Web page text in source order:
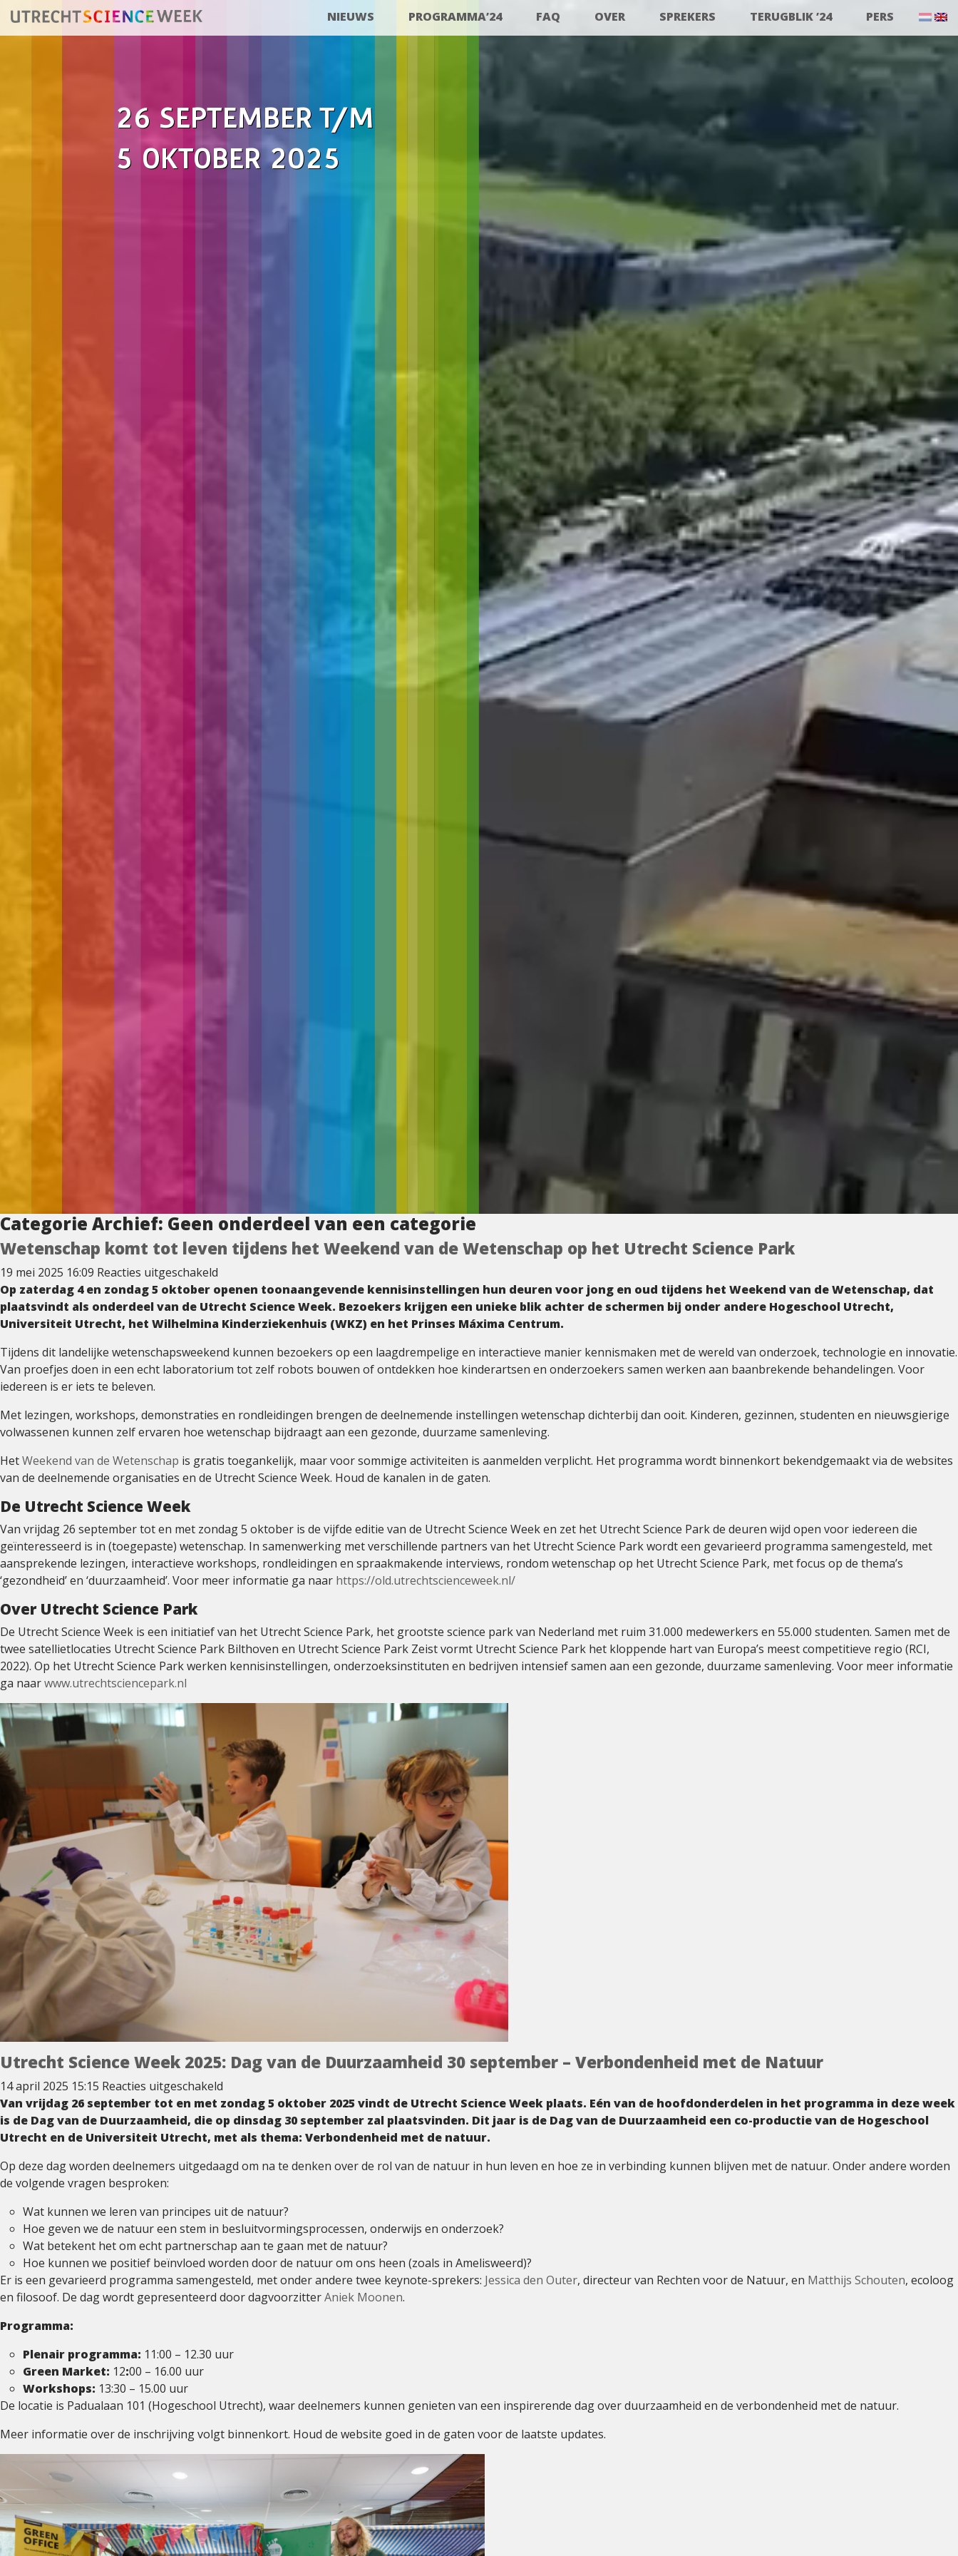
NIEUWS PROGRAMMA’24 FAQ OVER SPREKERS TERUGBLIK ’24 PERS
26 SEPTEMBER T/M
5 OKTOBER 2025
Categorie Archief: Geen onderdeel van een categorie
Wetenschap komt tot leven tijdens het Weekend van de Wetenschap op het Utrecht Science Park
19 mei 2025 16:09 Reacties uitgeschakeld
Wetenschap
komt
tot
tijdens
het
de
Wetenschap
op
het
Park
Op zaterdag 4 en zondag 5 oktober openen toonaangevende kennisinstellingen hun deuren voor jong en oud tijdens het Weekend van de Wetenschap, dat
plaatsvindt als onderdeel van de Utrecht Science Week. Bezoekers krijgen een unieke blik achter de schermen bij onder andere Hogeschool Utrecht,
Universiteit Utrecht, het Wilhelmina Kinderziekenhuis (WKZ) en het Prinses Máxima Centrum.
Tijdens dit landelijke wetenschapsweekend kunnen bezoekers op een laagdrempelige en interactieve manier kennismaken met de wereld van onderzoek, technologie en innovatie.
Van proefjes doen in een echt laboratorium tot zelf robots bouwen of ontdekken hoe kinderartsen en onderzoekers samen werken aan baanbrekende behandelingen. Voor
iedereen is er iets te beleven.
Met lezingen, workshops, demonstraties en rondleidingen brengen de deelnemende instellingen wetenschap dichterbij dan ooit. Kinderen, gezinnen, studenten en nieuwsgierige
volwassenen kunnen zelf ervaren hoe wetenschap bijdraagt aan een gezonde, duurzame samenleving.
HetWeekend van de Wetenschap is gratis toegankelijk, maar voor sommige activiteiten is aanmelden verplicht. Het programma wordt binnenkort bekendgemaakt via de websites
van de deelnemende organisaties en de Utrecht Science Week. Houd de kanalen in de gaten.
De Utrecht Science Week
Van vrijdag 26 september tot en met zondag 5 oktober is de vijfde editie van de Utrecht Science Week en zet het Utrecht Science Park de deuren wijd open voor iedereen die
geïnteresseerd is in (toegepaste) wetenschap. In samenwerking met verschillende partners van het Utrecht Science Park wordt een gevarieerd programma samengesteld, met
aansprekende lezingen, interactieve workshops, rondleidingen en spraakmakende interviews, rondom wetenschap op het Utrecht Science Park, met focus op de thema’s
‘gezondheid’ en ‘duurzaamheid’. Voor meer informatie ga naar https://old.utrechtscienceweek.nl/
Over Utrecht Science Park
De Utrecht Science Week is een initiatief van het Utrecht Science Park, het grootste science park van Nederland met ruim 31.000 medewerkers en 55.000 studenten. Samen met de
twee satellietlocaties Utrecht Science Park Bilthoven en Utrecht Science Park Zeist vormt Utrecht Science Park het kloppende hart van Europa’s meest competitieve regio (RCI,
2022). Op het Utrecht Science Park werken kennisinstellingen, onderzoeksinstituten en bedrijven intensief samen aan een gezonde, duurzame samenleving. Voor meer informatie
ga naarwww.utrechtsciencepark.nl
Utrecht Science Week 2025: Dag van de Duurzaamheid 30 september – Verbondenheid met de Natuur
14 april 2025 15:15 Reacties uitgeschakeld
Utrecht
Science
Week
Dag
de
Duurzaamheid
september
Verbondenheid
Van vrijdag 26 september tot en met zondag 5 oktober 2025 vindt de Utrecht Science Week plaats. Eén van de hoofdonderdelen in het programma in deze week
is de Dag van de Duurzaamheid, die op dinsdag 30 september zal plaatsvinden. Dit jaar is de Dag van de Duurzaamheid een co-productie van de Hogeschool
Utrecht en de Universiteit Utrecht, met als thema: Verbondenheid met de natuur.
Op deze dag worden deelnemers uitgedaagd om na te denken over de rol van de natuur in hun leven en hoe ze in verbinding kunnen blijven met de natuur. Onder andere worden
de volgende vragen besproken:
Wat kunnen we leren van principes uit de natuur?
Hoe geven we de natuur een stem in besluitvormingsprocessen, onderwijs en onderzoek?
Wat betekent het om echt partnerschap aan te gaan met de natuur?
Hoe kunnen we positief beïnvloed worden door de natuur om ons heen (zoals in Amelisweerd)?
Er is een gevarieerd programma samengesteld, met onder andere twee keynote-sprekers: Jessica den Outer, directeur van Rechten voor de Natuur, en Matthijs Schouten, ecoloog
en filosoof. De dag wordt gepresenteerd door dagvoorzitterAniek Moonen.
Programma:
Plenair programma: 11:00 – 12.30 uur
Green Market: 12:00 – 16.00 uur
Workshops: 13:30 – 15.00 uur
De locatie is Padualaan 101 (Hogeschool Utrecht), waar deelnemers kunnen genieten van een inspirerende dag over duurzaamheid en de verbondenheid met de natuur.
Meer informatie over de inschrijving volgt binnenkort. Houd de website goed in de gaten voor de laatste updates.